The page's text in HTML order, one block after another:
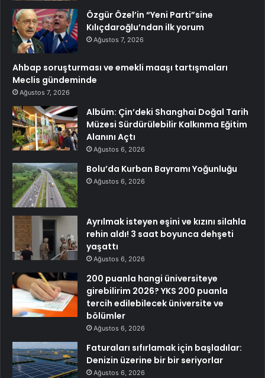
Özgür Özel’in “Yeni Parti”sine
Kılıçdaroğlu’ndan ilk yorum
Ağustos 7, 2026
Ahbap soruşturması ve emekli maaşı tartışmaları
Meclis gündeminde
Ağustos 7, 2026
Albüm: Çin’deki Shanghai Doğal Tarih
Müzesi Sürdürülebilir Kalkınma Eğitim
Alanını Açtı
Ağustos 6, 2026
Bolu’da Kurban Bayramı Yoğunluğu
Ağustos 6, 2026
Ayrılmak isteyen eşini ve kızını silahla
rehin aldı! 3 saat boyunca dehşeti
yaşattı
Ağustos 6, 2026
200 puanla hangi üniversiteye
girebilirim 2026? YKS 200 puanla
tercih edilebilecek üniversite ve
bölümler
Ağustos 6, 2026
Faturaları sıfırlamak için başladılar:
Denizin üzerine bir bir seriyorlar
Ağustos 6, 2026